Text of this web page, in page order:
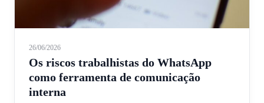
26/06/2026
Os riscos trabalhistas do WhatsApp
como ferramenta de comunicação
interna